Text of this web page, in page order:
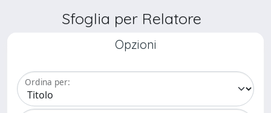
Sfoglia per Relatore
Opzioni
Ordina per: